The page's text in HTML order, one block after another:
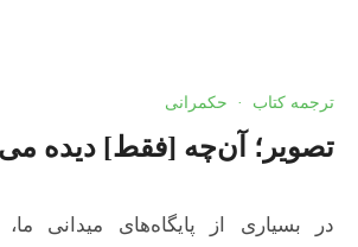
ترجمه کتاب · حکمرانی
تصویر؛ آن‌چه [فقط] دیده
در بسیاری از پایگاه‌های میدانی